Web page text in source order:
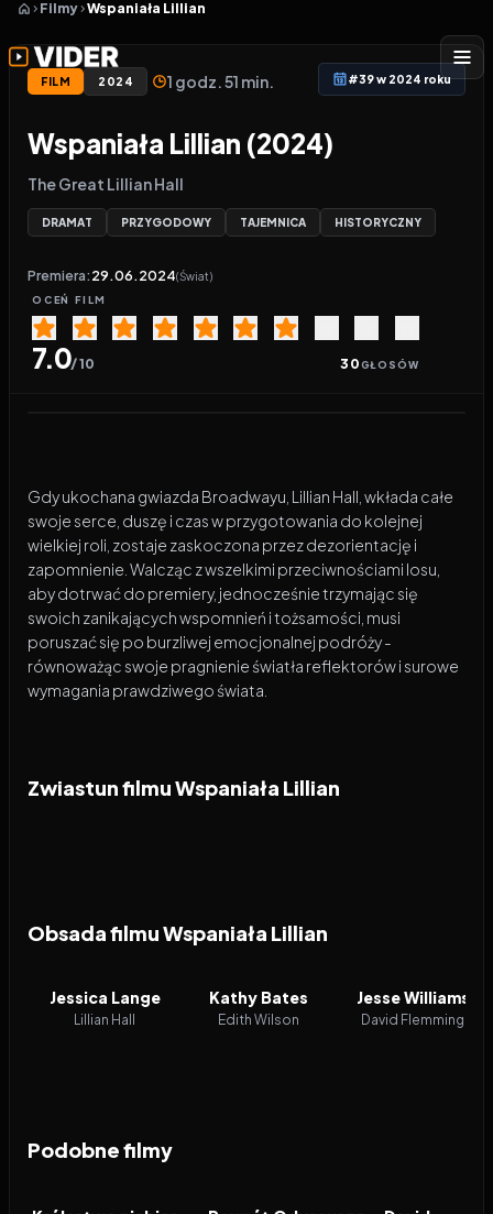
Filmy Wspaniała Lillian
FILM 2024 1 godz. 51 min. #39 w 2024 roku
Wspaniała Lillian (2024)
The Great Lillian Hall
DRAMAT PRZYGODOWY TAJEMNICA HISTORYCZNY
Premiera: 29.06.2024(Świat)
OCEŃ FILM
7.0/ 10 30GŁOSÓW
Gdy ukochana gwiazda Broadwayu, Lillian Hall, wkłada całe
swoje serce, duszę i czas w przygotowania do kolejnej
wielkiej roli, zostaje zaskoczona przez dezorientację i
zapomnienie. Walcząc z wszelkimi przeciwnościami losu,
aby dotrwać do premiery, jednocześnie trzymając się
swoich zanikających wspomnień i tożsamości, musi
poruszać się po burzliwej emocjonalnej podróży -
równoważąc swoje pragnienie światła reflektorów i surowe
wymagania prawdziwego świata.
Zwiastun filmu Wspaniała Lillian
Obsada filmu Wspaniała Lillian
Jessica Lange
Lillian Hall
Kathy Bates
Edith Wilson
Jesse Williams
David Flemming
Podobne filmy